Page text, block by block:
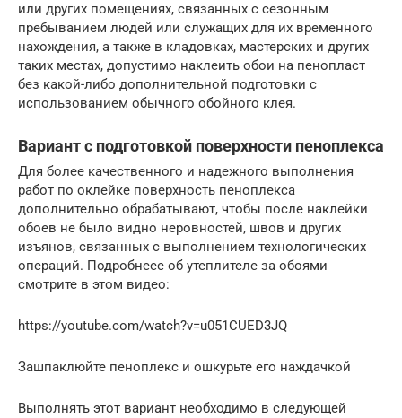
или других помещениях, связанных с сезонным
пребыванием людей или служащих для их временного
нахождения, а также в кладовках, мастерских и других
таких местах, допустимо наклеить обои на пенопласт
без какой-либо дополнительной подготовки с
использованием обычного обойного клея.
Вариант с подготовкой поверхности пеноплекса
Для более качественного и надежного выполнения
работ по оклейке поверхность пеноплекса
дополнительно обрабатывают, чтобы после наклейки
обоев не было видно неровностей, швов и других
изъянов, связанных с выполнением технологических
операций. Подробнеее об утеплителе за обоями
смотрите в этом видео:
https://youtube.com/watch?v=u051CUED3JQ
Зашпаклюйте пеноплекс и ошкурьте его наждачкой
Выполнять этот вариант необходимо в следующей